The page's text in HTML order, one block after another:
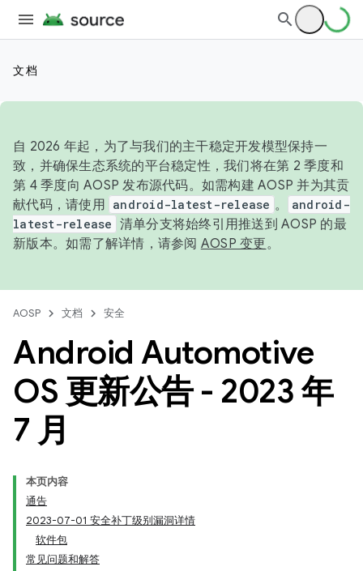
文档
自 2026 年起，为了与我们的主干稳定开发模型保持一
致，并确保生态系统的平台稳定性，我们将在第 2 季度和
第 4 季度向 AOSP 发布源代码。如需构建 AOSP 并为其贡
献代码，请使用 android-latest-release 。
android-
latest-release 清单分支将始终引用推送到 AOSP 的最
新版本。如需了解详情，请参阅 AOSP 变更。
AOSP 文档 安全
Android Automotive
OS 更新公告 - 2023 年
7 月
本页内容
通告
2023-07-01 安全补丁级别漏洞详情
软件包
常见问题和解答